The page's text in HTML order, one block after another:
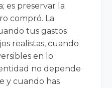
es preservar la
compró. La
tus gastos
realistas, cuando
en lo
no depende
y cuando has